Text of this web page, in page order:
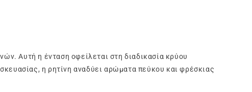
Αυτή η ένταση οφείλεται στη διαδικασία κρύου
η ρητίνη αναδύει αρώματα πεύκου και φρέσκιας